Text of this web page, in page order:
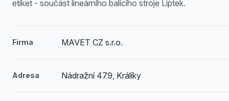
etiket - součást lineárního balícího stroje Liptek.
Firma MAVET CZ s.r.o.
Adresa Nádražní 479, Králíky